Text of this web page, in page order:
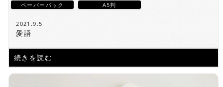
ペーパーバック A5判
2021.9.5
愛語
続きを読む